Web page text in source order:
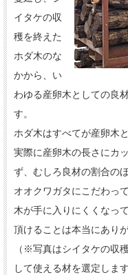
イタケの収
穫を終えた
ホダ木のな
かから、い
わゆる産卵木としての良
す。
ホダ木はすべてが産卵木
実際に産卵木の長さにカ
ず、むしろ良材の割合の
オオクワガタにこだわっ
木が手に入りにくくなっ
頂けることは本当にあり
（※写真はシイタケの収
して使える材を選定します